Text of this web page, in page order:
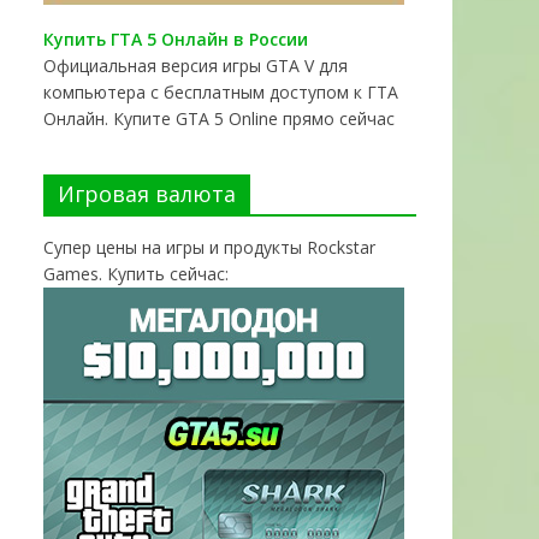
Купить ГТА 5 Онлайн в России
Официальная версия игры GTA V для
компьютера с бесплатным доступом к ГТА
Онлайн. Купите GTA 5 Online прямо сейчас
Игровая валюта
Супер цены на игры и продукты Rockstar
Games. Купить сейчас: